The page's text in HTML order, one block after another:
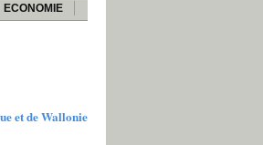
ECONOMIE
et de Wallonie